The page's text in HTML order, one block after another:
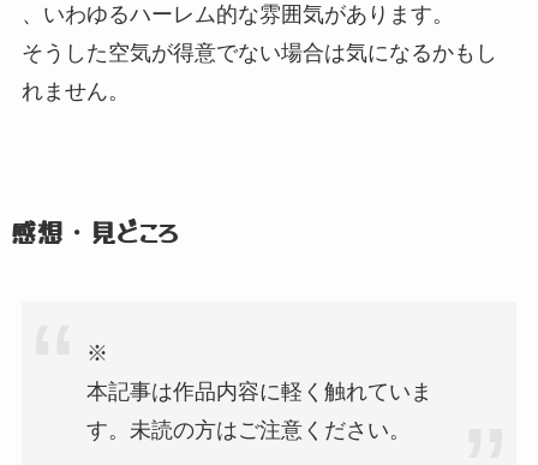
、 いわゆるハーレム的な雰囲気があります。
そうした空気が得意でない場合は気になるかもし
れません。
感想・見どころ
※
本記事は作品内容に軽く触れていま
す。 未読の方はご注意ください。